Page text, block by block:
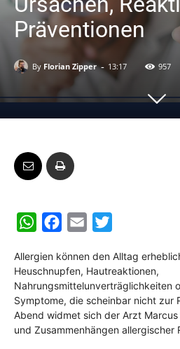
Präventionen
By Florian Zipper - 13:17 957
W
a
t
s
A
c
e
b
o
a
i
l
i
t
t
e
Allergien können den Alltag
Heuschnupfen, Hautreaktionen,
Nahrungsmittelunverträglichkeiten
Symptome, die scheinbar nicht zur
Abend widmet sich der Arzt
und Zusammenhängen allergischer